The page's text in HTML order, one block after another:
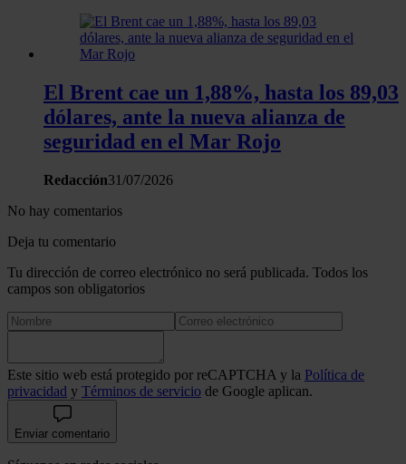
El Brent cae un 1,88%, hasta los 89,03
dólares, ante la nueva alianza de
seguridad en el Mar Rojo
Redacción31/07/2026
No hay comentarios
Deja tu comentario
Tu dirección de correo electrónico no será publicada. Todos los
campos son obligatorios
Este sitio web está protegido por reCAPTCHA y la Política de
privacidad y Términos de servicio de Google aplican.
Enviar comentario